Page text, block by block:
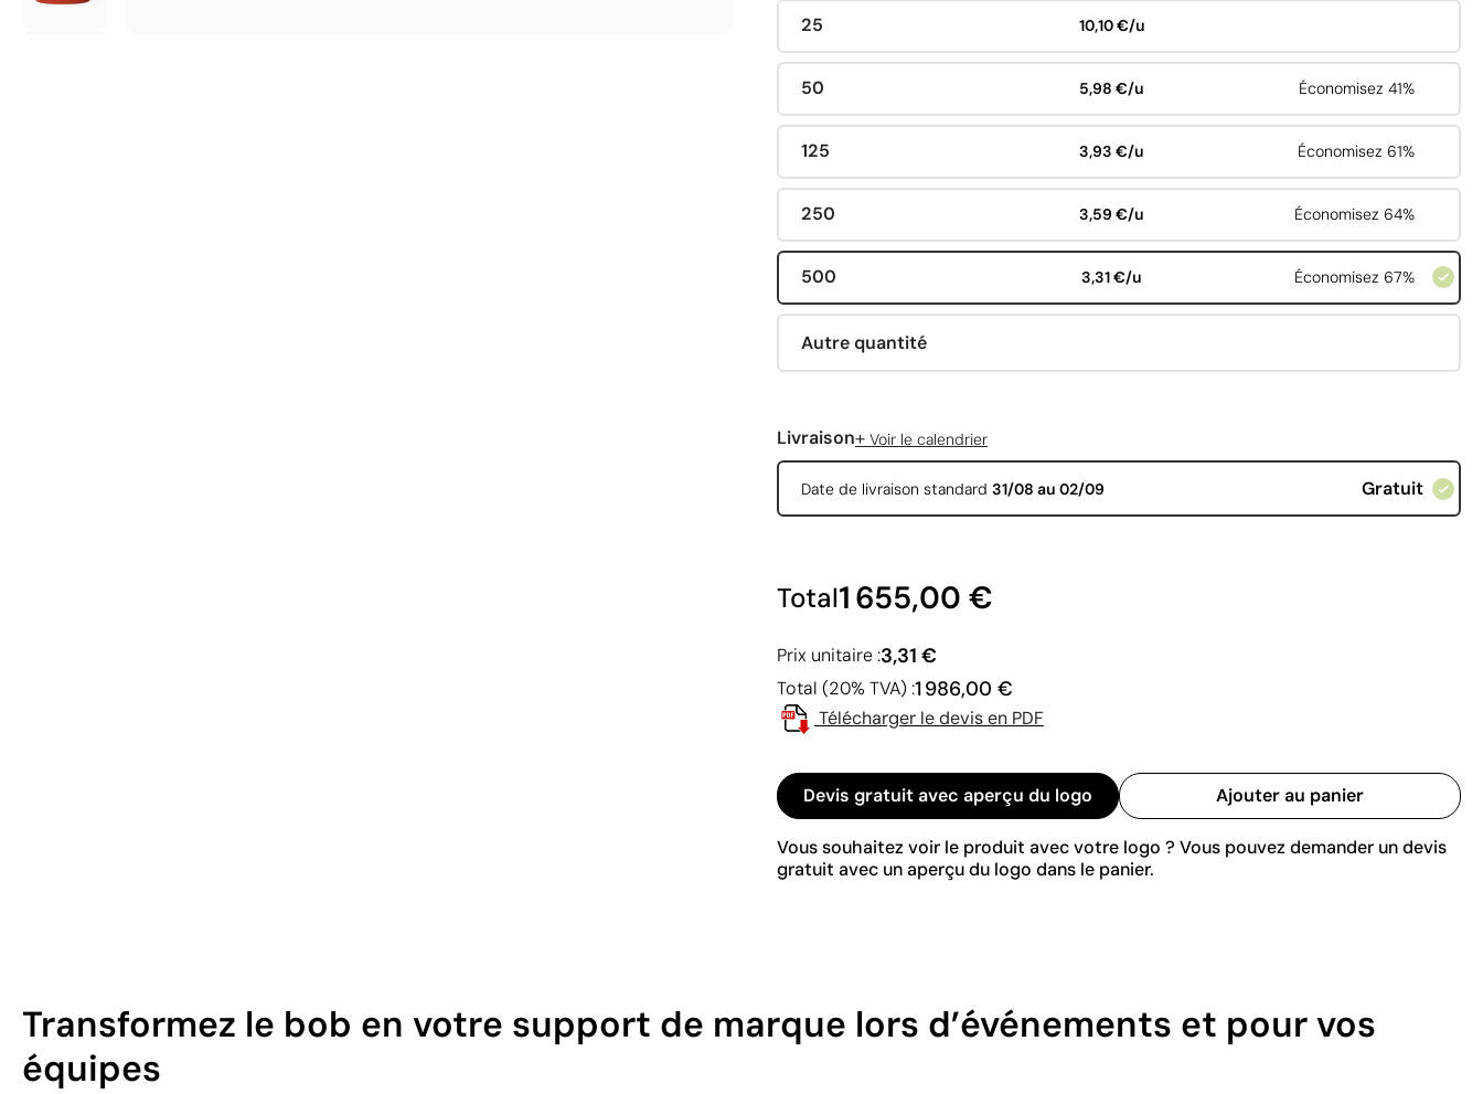
25 10,10 €/u
50 5,98 €/u Économisez 41%
125 3,93 €/u Économisez 61%
250 3,59 €/u Économisez 64%
500 3,31 €/u Économisez 67%
Autre quantité
Livraison+ Voir le calendrier
Date de livraison standard 31/08 au 02/09 Gratuit
Total1 655,00 €
Prix unitaire :3,31 €
Total (20% TVA) :1 986,00 €
Télécharger le devis en PDF
Devis gratuit avec aperçu du logo Ajouter au panier
Vous souhaitez voir le produit avec votre logo ? Vous pouvez demander un devis
gratuit avec un aperçu du logo dans le panier.
Transformez le bob en votre support de marque lors d’événements et pour vos
équipes